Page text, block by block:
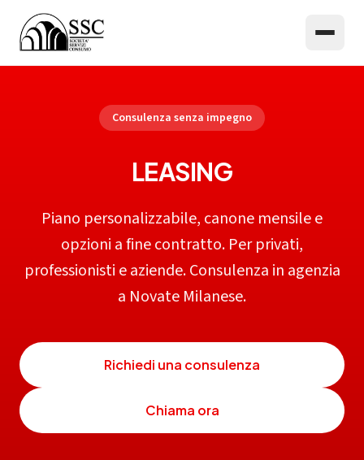
Consulenza senza impegno
LEASING
Piano personalizzabile, canone mensile e
opzioni a fine contratto. Per privati,
professionisti e aziende. Consulenza in agenzia
a Novate Milanese.
Richiedi una consulenza
Chiama ora